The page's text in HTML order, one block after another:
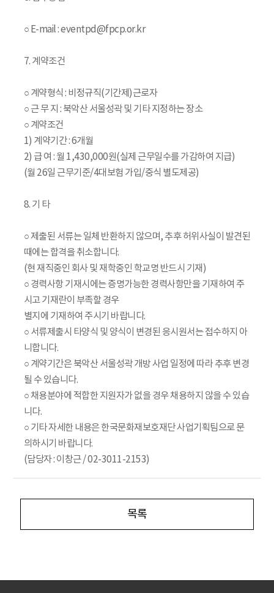
○ E-mail : eventpd@fpcp.or.kr
7. 계약조건
○ 계약형식 : 비정규직(기간제)근로자
○ 근 무 지 : 북악산 서울성곽 및 기타 지정하는 장소
○ 계약조건
1) 계약기간 : 6개월
2) 급 여 : 월 1,430,000원(실제 근무일수를 가감하여 지급)
(월 26일 근무기준/4대보험 가입/중식 별도제공)
8. 기 타
○ 제출된 서류는 일체 반환하지 않으며, 추후 허위사실이 발견된
때에는 합격을 취소합니다.
(현 재직중인 회사 및 재학중인 학교명 반드시 기재)
○ 경력사항 기재시에는 증명가능한 경력사항만을 기재하여 주
시고 기재란이 부족할 경우
별지에 기재하여 주시기 바랍니다.
○ 서류제출시 타양식 및 양식이 변경된 응시원서는 접수하지 아
니합니다.
○ 계약기간은 북악산 서울성곽 개방 사업 일정에 따라 추후 변경
될 수 있습니다.
○ 채용분야에 적합한 지원자가 없을 경우 채용하지 않을 수 있습
니다.
○ 기타 자세한 내용은 한국문화재보호재단 사업기획팀으로 문
의하시기 바랍니다.
(담당자 : 이창근 / 02-3011-2153)
목록